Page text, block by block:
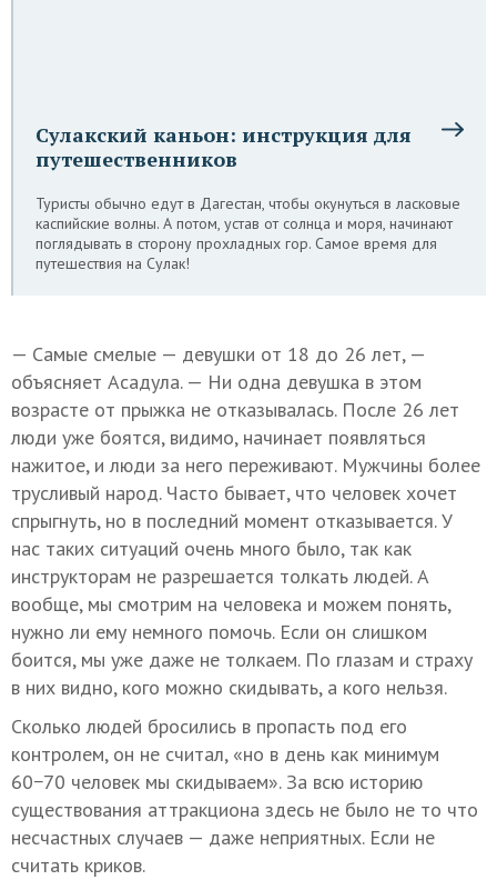
Сулакский каньон: инструкция для
путешественников
Туристы обычно едут в Дагестан, чтобы окунуться в ласковые
каспийские волны. А потом, устав от солнца и моря, начинают
поглядывать в сторону прохладных гор. Самое время для
путешествия на Сулак!
— Самые смелые — девушки от 18 до 26 лет, —
объясняет Асадула. — Ни одна девушка в этом
возрасте от прыжка не отказывалась. После 26 лет
люди уже боятся, видимо, начинает появляться
нажитое, и люди за него переживают. Мужчины более
трусливый народ. Часто бывает, что человек хочет
спрыгнуть, но в последний момент отказывается. У
нас таких ситуаций очень много было, так как
инструкторам не разрешается толкать людей. А
вообще, мы смотрим на человека и можем понять,
нужно ли ему немного помочь. Если он слишком
боится, мы уже даже не толкаем. По глазам и страху
в них видно, кого можно скидывать, а кого нельзя.
Сколько людей бросились в пропасть под его
контролем, он не считал, «но в день как минимум
60−70 человек мы скидываем». За всю историю
существования аттракциона здесь не было не то что
несчастных случаев — даже неприятных. Если не
считать криков.